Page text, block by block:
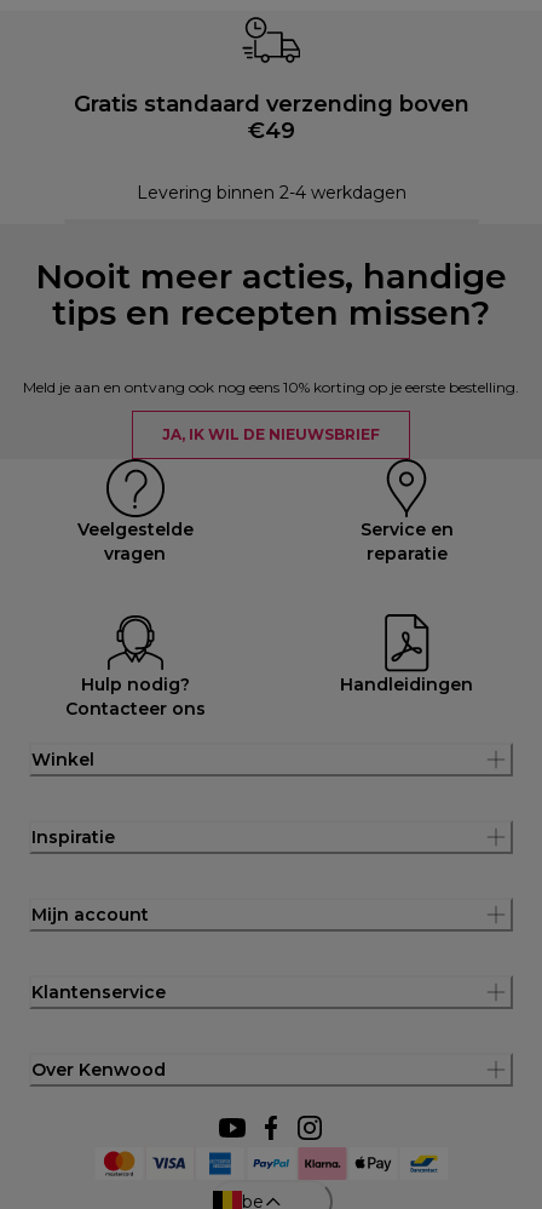
Gratis standaard verzending boven
€49
Levering binnen 2-4 werkdagen
Nooit meer acties, handige
tips en recepten missen?
Meld je aan en ontvang ook nog eens 10% korting op je eerste bestelling.
JA, IK WIL DE NIEUWSBRIEF
Veelgestelde
vragen
Service en
reparatie
Hulp nodig?
Contacteer ons
Handleidingen
Winkel
Inspiratie
Mijn account
Klantenservice
Over Kenwood
be